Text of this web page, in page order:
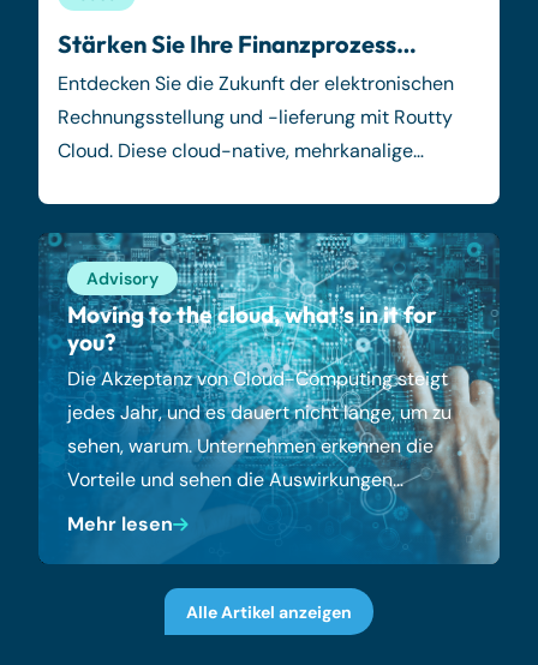
Stärken Sie Ihre Finanzprozess…
Entdecken Sie die Zukunft der elektronischen
Rechnungsstellung und -lieferung mit Routty
Cloud. Diese cloud-native, mehrkanalige…
Advisory
Moving to the cloud, what’s in it for
you?
Die Akzeptanz von Cloud-Computing steigt
jedes Jahr, und es dauert nicht lange, um zu
sehen, warum. Unternehmen erkennen die
Vorteile und sehen die Auswirkungen…
Mehr lesen
Alle Artikel anzeigen